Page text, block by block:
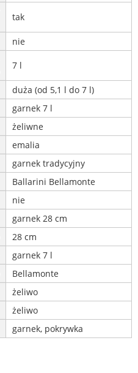
tak
nie
7 l
duża (od 5,1 l do 7 l)
garnek 7 l
żeliwne
emalia
garnek tradycyjny
Ballarini Bellamonte
nie
garnek 28 cm
28 cm
garnek 7 l
Bellamonte
żeliwo
żeliwo
garnek, pokrywka